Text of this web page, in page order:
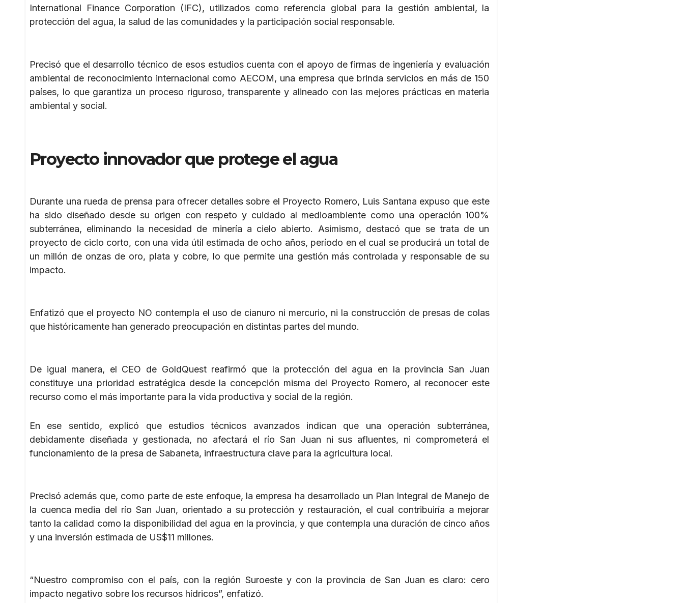
International Finance Corporation (IFC), utilizados como referencia global para la gestión ambiental, la
protección del agua, la salud de las comunidades y la participación social responsable.
Precisó que el desarrollo técnico de esos estudios cuenta con el apoyo de firmas de ingeniería y evaluación
ambiental de reconocimiento internacional como AECOM, una empresa que brinda servicios en más de 150
países, lo que garantiza un proceso riguroso, transparente y alineado con las mejores prácticas en materia
ambiental y social.
Proyecto innovador que protege el agua
Durante una rueda de prensa para ofrecer detalles sobre el Proyecto Romero, Luis Santana expuso que este
ha sido diseñado desde su origen con respeto y cuidado al medioambiente como una operación 100%
subterránea, eliminando la necesidad de minería a cielo abierto. Asimismo, destacó que se trata de un
proyecto de ciclo corto, con una vida útil estimada de ocho años, período en el cual se producirá un total de
un millón de onzas de oro, plata y cobre, lo que permite una gestión más controlada y responsable de su
impacto.
Enfatizó que el proyecto NO contempla el uso de cianuro ni mercurio, ni la construcción de presas de colas
que históricamente han generado preocupación en distintas partes del mundo.
De igual manera, el CEO de GoldQuest reafirmó que la protección del agua en la provincia San Juan
constituye una prioridad estratégica desde la concepción misma del Proyecto Romero, al reconocer este
recurso como el más importante para la vida productiva y social de la región.
En ese sentido, explicó que estudios técnicos avanzados indican que una operación subterránea,
debidamente diseñada y gestionada, no afectará el río San Juan ni sus afluentes, ni comprometerá el
funcionamiento de la presa de Sabaneta, infraestructura clave para la agricultura local.
Precisó además que, como parte de este enfoque, la empresa ha desarrollado un Plan Integral de Manejo de
la cuenca media del río San Juan, orientado a su protección y restauración, el cual contribuiría a mejorar
tanto la calidad como la disponibilidad del agua en la provincia, y que contempla una duración de cinco años
y una inversión estimada de US$11 millones.
“Nuestro compromiso con el país, con la región Suroeste y con la provincia de San Juan es claro: cero
impacto negativo sobre los recursos hídricos”, enfatizó.